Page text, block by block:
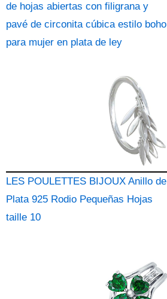
de hojas abiertas con filigrana y
pavé de circonita cúbica estilo boho
para mujer en plata de ley
LES POULETTES BIJOUX Anillo de
Plata 925 Rodio Pequeñas Hojas
taille 10